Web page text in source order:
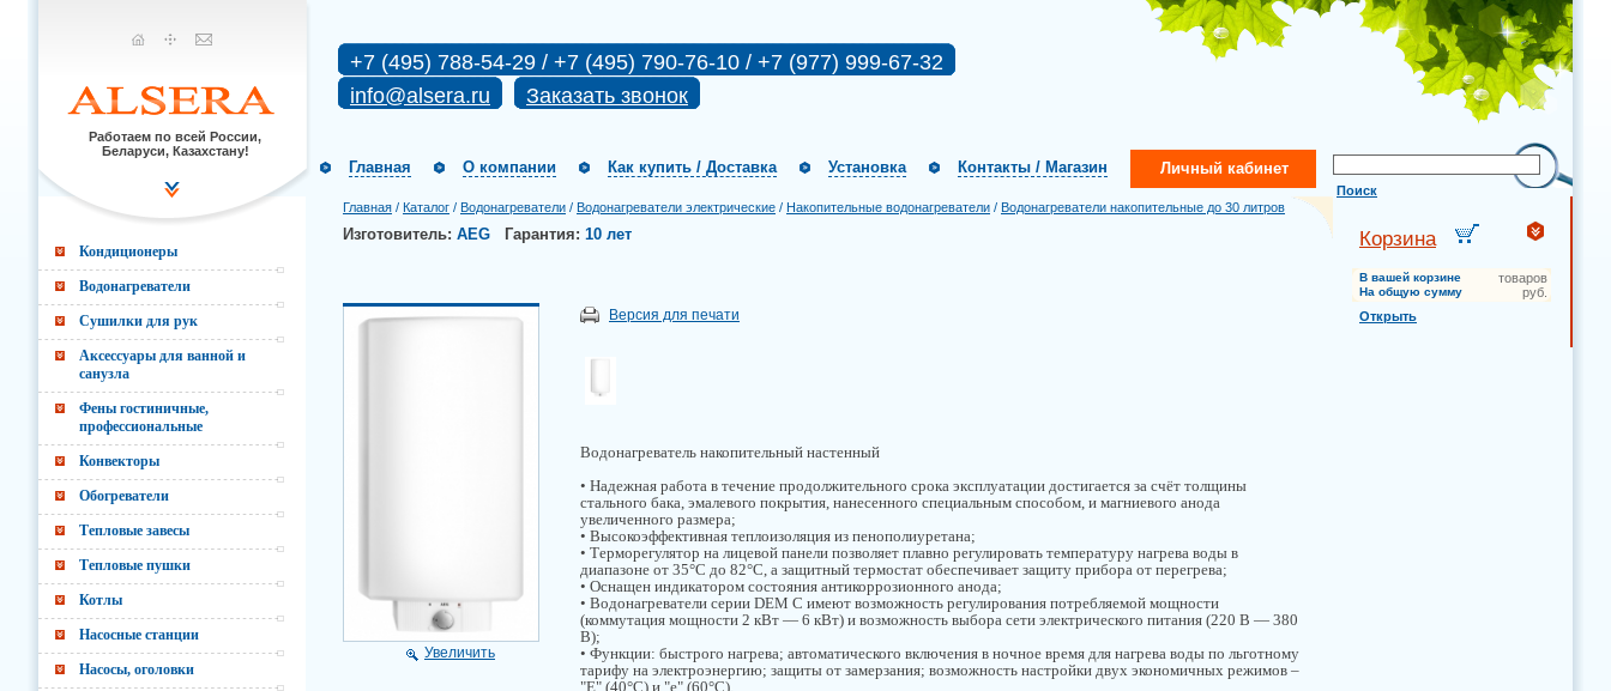
Работаем по всей России,
Беларуси, Казахстану!
+7 (495) 788-54-29 / +7 (495) 790-76-10 / +7 (977) 999-67-32
info@alsera.ru
Заказать звонок
Поиск
Главная О компании Как купить / Доставка Установка Контакты / Магазин Личный кабинет
Главная / Каталог / Водонагреватели / Водонагреватели электрические / Накопительные водонагреватели / Водонагреватели накопительные до 30 литров
Изготовитель: AEG Гарантия: 10 лет
Увеличить
Версия для печати
Водонагреватель накопительный настенный
• Надежная работа в течение продолжительного срока эксплуатации достигается за счёт толщины
стального бака, эмалевого покрытия, нанесенного специальным способом, и магниевого анода
увеличенного размера;
• Высокоэффективная теплоизоляция из пенополиуретана;
• Терморегулятор на лицевой панели позволяет плавно регулировать температуру нагрева воды в
диапазоне от 35°С до 82°С, а защитный термостат обеспечивает защиту прибора от перегрева;
• Оснащен индикатором состояния антикоррозионного анода;
• Водонагреватели серии DEM C имеют возможность регулирования потребляемой мощности
(коммутация мощности 2 кВт — 6 кВт) и возможность выбора сети электрического питания (220 В — 380
В);
• Функции: быстрого нагрева; автоматического включения в ночное время для нагрева воды по льготному
тарифу на электроэнергию; защиты от замерзания; возможность настройки двух экономичных режимов –
"Е" (40°С) и "е" (60°С).
Кондиционеры
Водонагреватели
Сушилки для рук
Аксессуары для ванной и
санузла
Фены гостиничные,
профессиональные
Конвекторы
Обогреватели
Тепловые завесы
Тепловые пушки
Котлы
Насосные станции
Насосы, оголовки
Корзина
В вашей корзине товаров
На общую сумму
руб.
Открыть